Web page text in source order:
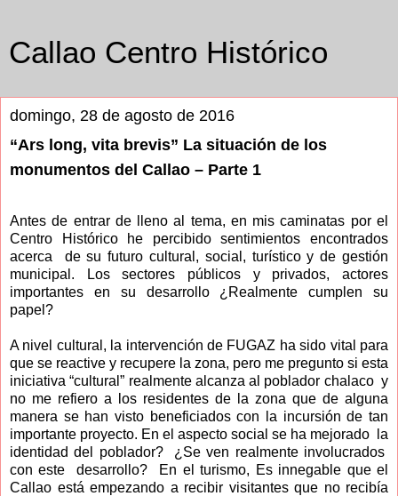
Callao Centro Histórico
domingo, 28 de agosto de 2016
“Ars long, vita brevis” La situación de los
monumentos del Callao – Parte 1
Antes de entrar de lleno al tema, en mis caminatas por el
Centro Histórico he percibido sentimientos encontrados
acerca de su futuro cultural, social, turístico y de gestión
municipal. Los sectores públicos y privados, actores
importantes en su desarrollo ¿Realmente cumplen su
papel?
A nivel cultural, la intervención de FUGAZ ha sido vital para
que se reactive y recupere la zona, pero me pregunto si esta
iniciativa “cultural” realmente alcanza al poblador chalaco y
no me refiero a los residentes de la zona que de alguna
manera se han visto beneficiados con la incursión de tan
importante proyecto. En el aspecto social se ha mejorado la
identidad del poblador? ¿Se ven realmente involucrados
con este desarrollo? En el turismo, Es innegable que el
Callao está empezando a recibir visitantes que no recibía